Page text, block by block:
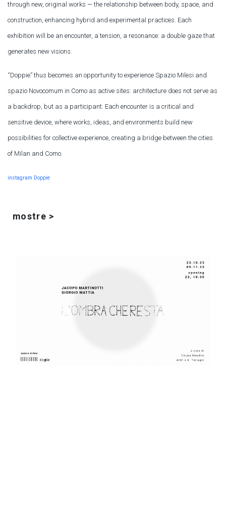
through new, original works — the relationship between body, space, and
construction, enhancing hybrid and experimental practices. Each
exhibition will be an encounter, a tension, a resonance: a double gaze that
generates new visions.
“Doppie”thus becomes an opportunity to experience Spazio Milesi and
spazio Novocomum in Como as active sites: architecture does not serve as
a backdrop, but as a participant. Each encounter is a critical and
sensitive device, where works, ideas, and environments build new
possibilities for collective experience, creating a bridge between the cities
of Milan and Como.
instagram Doppie
mostre >